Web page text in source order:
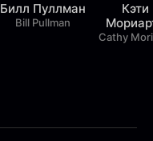
Билл Пуллман
Bill Pullman
Кэти
Cathy